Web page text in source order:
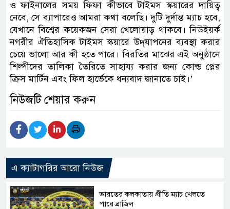
ও ফাইনালের সময় ফিফা কীভাবে টাইমস স্কয়ারের দায়িত্ব
নেবে, সে ব্যাপারেও আমরা কথা বলেছি। দুটি দুর্দান্ত ম্যাচ হবে,
যেখানে বিশ্বের কয়েকজন সেরা খেলোয়াড় থাকবে। নিউইয়র্ক
নগরীর ঐতিহাসিক টাইমস স্কয়ারে উদ্‌যাপনের ব্যবস্থা করার
চেয়ে ভালো আর কী হতে পারে। বিরতির মাঝের এই অনুষ্ঠানে
শিল্পীদের তালিকা তৈরিতে সাহায্য করার জন্য কোল্ড প্লের
ক্রিস মার্টিন এবং ফিল হার্ভেকে ধন্যবাদ জানাতে চাই।’
নিউজটি শেয়ার করুন
এ ক্যাটাগরির আরো নিউজ
ভারতের কলকাতায় প্রীতি ম্যাচ খেলতে
পারে ব্রাজিল